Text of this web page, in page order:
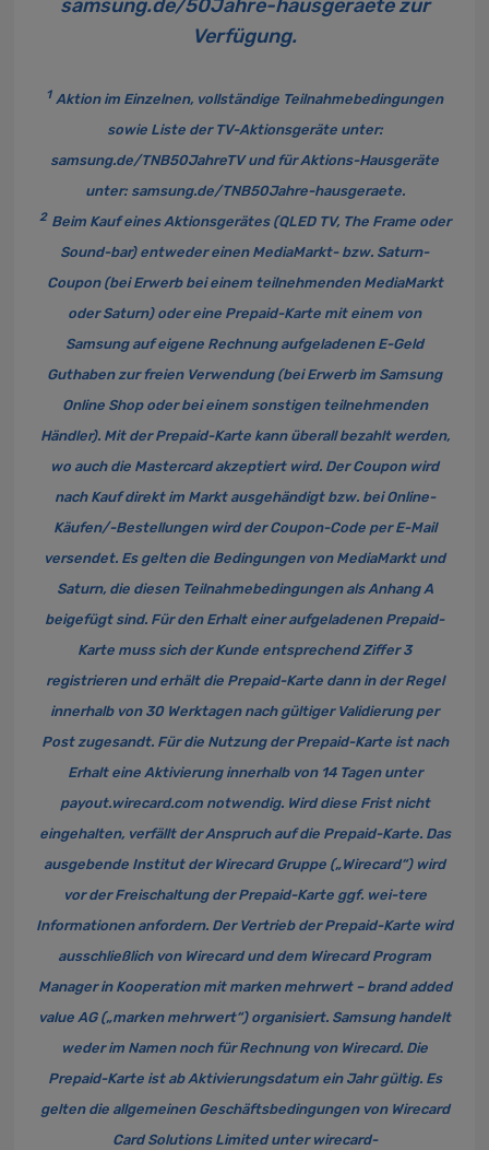
samsung.de/50Jahre-hausgeraetezur
Verfügung.
1 Aktion im Einzelnen, vollständige Teilnahmebedingungen
sowie Liste der TV-Aktionsgeräte unter:
samsung.de/TNB50JahreTVund für Aktions-Hausgeräte
unter: samsung.de/TNB50Jahre-hausgeraete.
2 Beim Kauf eines Aktionsgerätes (QLED TV, The Frame oder
Sound-bar) entweder einen MediaMarkt- bzw. Saturn-
Coupon (bei Erwerb bei einem teilnehmenden MediaMarkt
oder Saturn) oder eine Prepaid-Karte mit einem von
Samsung auf eigene Rechnung aufgeladenen E-Geld
Guthaben zur freien Verwendung (bei Erwerb im Samsung
Online Shop oder bei einem sonstigen teilnehmenden
Händler). Mit der Prepaid-Karte kann überall bezahlt werden,
wo auch die Mastercard akzeptiert wird. Der Coupon wird
nach Kauf direkt im Markt ausgehändigt bzw. bei Online-
Käufen/-Bestellungen wird der Coupon-Code per E-Mail
versendet. Es gelten die Bedingungen von MediaMarkt und
Saturn, die diesen Teilnahmebedingungen als Anhang A
beigefügt sind. Für den Erhalt einer aufgeladenen Prepaid-
Karte muss sich der Kunde entsprechend Ziffer 3
registrieren und erhält die Prepaid-Karte dann in der Regel
innerhalb von 30 Werktagen nach gültiger Validierung per
Post zugesandt. Für die Nutzung der Prepaid-Karte ist nach
Erhalt eine Aktivierung innerhalb von 14 Tagen unter
payout.wirecard.comnotwendig. Wird diese Frist nicht
eingehalten, verfällt der Anspruch auf die Prepaid-Karte. Das
ausgebende Institut der Wirecard Gruppe („Wirecard“) wird
vor der Freischaltung der Prepaid-Karte ggf. wei-tere
Informationen anfordern. Der Vertrieb der Prepaid-Karte wird
ausschließlich von Wirecard und dem Wirecard Program
Manager in Kooperation mit marken mehrwert – brand added
value AG („marken mehrwert“) organisiert. Samsung handelt
weder im Namen noch für Rechnung von Wirecard. Die
Prepaid-Karte ist ab Aktivierungsdatum ein Jahr gültig. Es
gelten die allgemeinen Geschäftsbedingungen von Wirecard
Card Solutions Limited unter wirecard-